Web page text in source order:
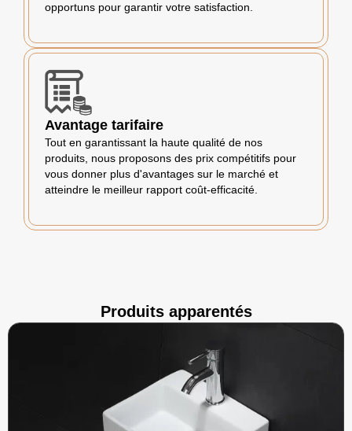
opportuns pour garantir votre satisfaction.
Avantage tarifaire
Tout en garantissant la haute qualité de nos
produits, nous proposons des prix compétitifs pour
vous donner plus d'avantages sur le marché et
atteindre le meilleur rapport coût-efficacité.
Produits apparentés